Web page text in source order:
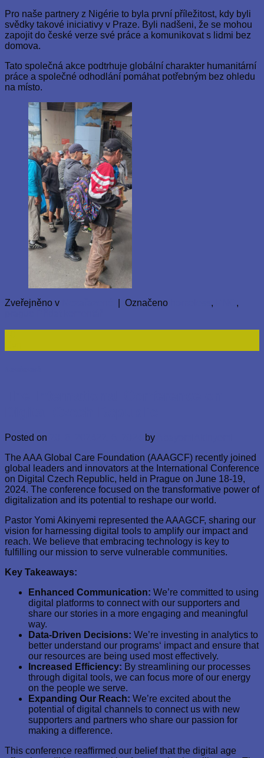
Pro naše partnery z Nigérie to byla první příležitost, kdy byli
svědky takové iniciativy v Praze. Byli nadšeni, že se mohou
zapojit do české verze své práce a komunikovat s lidmi bez
domova.
Tato společná akce podtrhuje globální charakter humanitární
práce a společné odhodlání pomáhat potřebným bez ohledu
na místo.
Zveřejněno v Označeno ,
,
Posted on by
The AAA Global Care Foundation (AAAGCF) recently joined
global leaders and innovators at the International Conference
on Digital Czech Republic, held in Prague on June 18-19,
2024. The conference focused on the transformative power of
digitalization and its potential to reshape our world.
Pastor Yomi Akinyemi represented the AAAGCF, sharing our
vision for harnessing digital tools to amplify our impact and
reach. We believe that embracing technology is key to
fulfilling our mission to serve vulnerable communities.
Key Takeaways:
Enhanced Communication: We’re committed to using
digital platforms to connect with our supporters and
share our stories in a more engaging and meaningful
way.
Data-Driven Decisions: We’re investing in analytics to
better understand our programs‘ impact and ensure that
our resources are being used most effectively.
Increased Efficiency: By streamlining our processes
through digital tools, we can focus more of our energy
on the people we serve.
Expanding Our Reach: We’re excited about the
potential of digital channels to connect us with new
supporters and partners who share our passion for
making a difference.
This conference reaffirmed our belief that the digital age